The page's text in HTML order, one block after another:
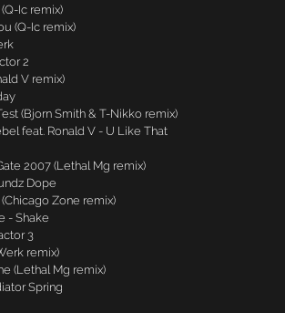
Ic remix)
(Q-Ic remix)
2
V remix)
(Bjorn Smith & T-Nikko remix)
feat. Ronald V - U Like That
2007 (Lethal Mg remix)
Dope
(Chicago Zone remix)
- Shake
3
remix)
(Lethal Mg remix)
Spring